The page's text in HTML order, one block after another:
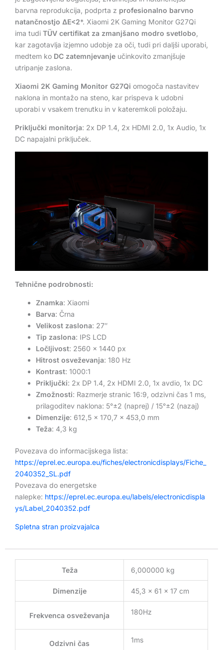
barvna reprodukcija, podprta z profesionalno barvno
natančnostjo ΔE<2*. Xiaomi 2K Gaming Monitor G27Qi
ima tudi TÜV certifikat za zmanjšano modro svetlobo
kar zagotavlja izjemno udobje za oči, tudi pri daljši uporabi,
medtem ko DC zatemnjevanje učinkovito zmanjšuje
utripanje zaslona.
Xiaomi 2K Gaming Monitor G27Qi omogoča nastavitev
naklona in montažo na steno, kar prispeva k udobni
uporabi v vsakem trenutku in v kateremkoli položaju.
Priključki monitorja: 2x DP 1.4, 2x HDMI 2.0, 1x Audio, 1x
DC napajalni priključek.
Tehnične podrobnosti:
Znamka: Xiaomi
Barva: Črna
Velikost zaslona: 27″
Tip zaslona: IPS LCD
Ločljivost: 2560 x 1440 px
Hitrost osveževanja: 180 Hz
Kontrast: 1000:1
Priključki: 2x DP 1.4, 2x HDMI 2.0, 1x avdio, 1x DC
Zmožnosti: Razmerje stranic 16:9, odzivni čas 1 ms,
prilagoditev naklona: 5°±2 (naprej) / 15°±2 (nazaj)
Dimenzije: 612,5 x 170,7 x 453,0 mm
Teža: 4,3 kg
Povezava do informacijskega lista:
https://eprel.ec.europa.eu/fiches/electronicdisplays/Fiche_
2040352_SL.pdf
Povezava do energetske
nalepke: https://eprel.ec.europa.eu/labels/electronicdispla
ys/Label_2040352.pdf
Spletna stran proizvajalca
Teža 6,000000 kg
Dimenzije 45,3 × 61 × 17 cm
Frekvenca osveževanja 180Hz
Odzivni čas 1ms